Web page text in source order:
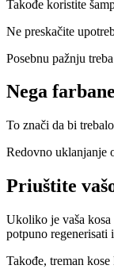
Takođe koristite
Ne preskačite
Posebnu pažnju
Nega
To znači da bi
Redovno uklanjanje
Priuštite
Ukoliko je vaša kosa
potpuno regenerisati
Takođe, treman